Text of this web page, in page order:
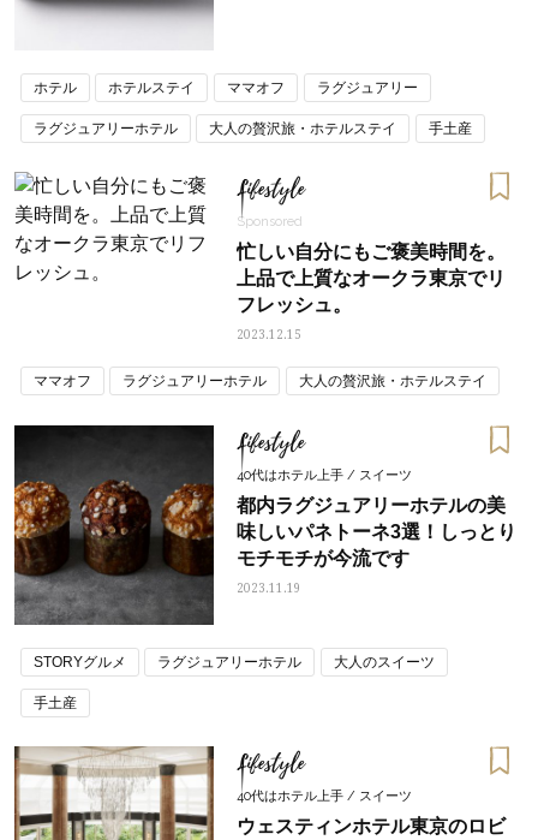
ホテル ホテルステイ ママオフ ラグジュアリー
ラグジュアリーホテル 大人の贅沢旅・ホテルステイ 手土産
Lifestyle
Sponsored
忙しい自分にもご褒美時間を。
上品で上質なオークラ東京でリ
フレッシュ。
2023.12.15
ママオフ ラグジュアリーホテル 大人の贅沢旅・ホテルステイ
Lifestyle
40代はホテル上手 / スイーツ
都内ラグジュアリーホテルの美
味しいパネトーネ3選！しっとり
モチモチが今流です
2023.11.19
STORYグルメ ラグジュアリーホテル 大人のスイーツ
手土産
Lifestyle
40代はホテル上手 / スイーツ
ウェスティンホテル東京のロビ